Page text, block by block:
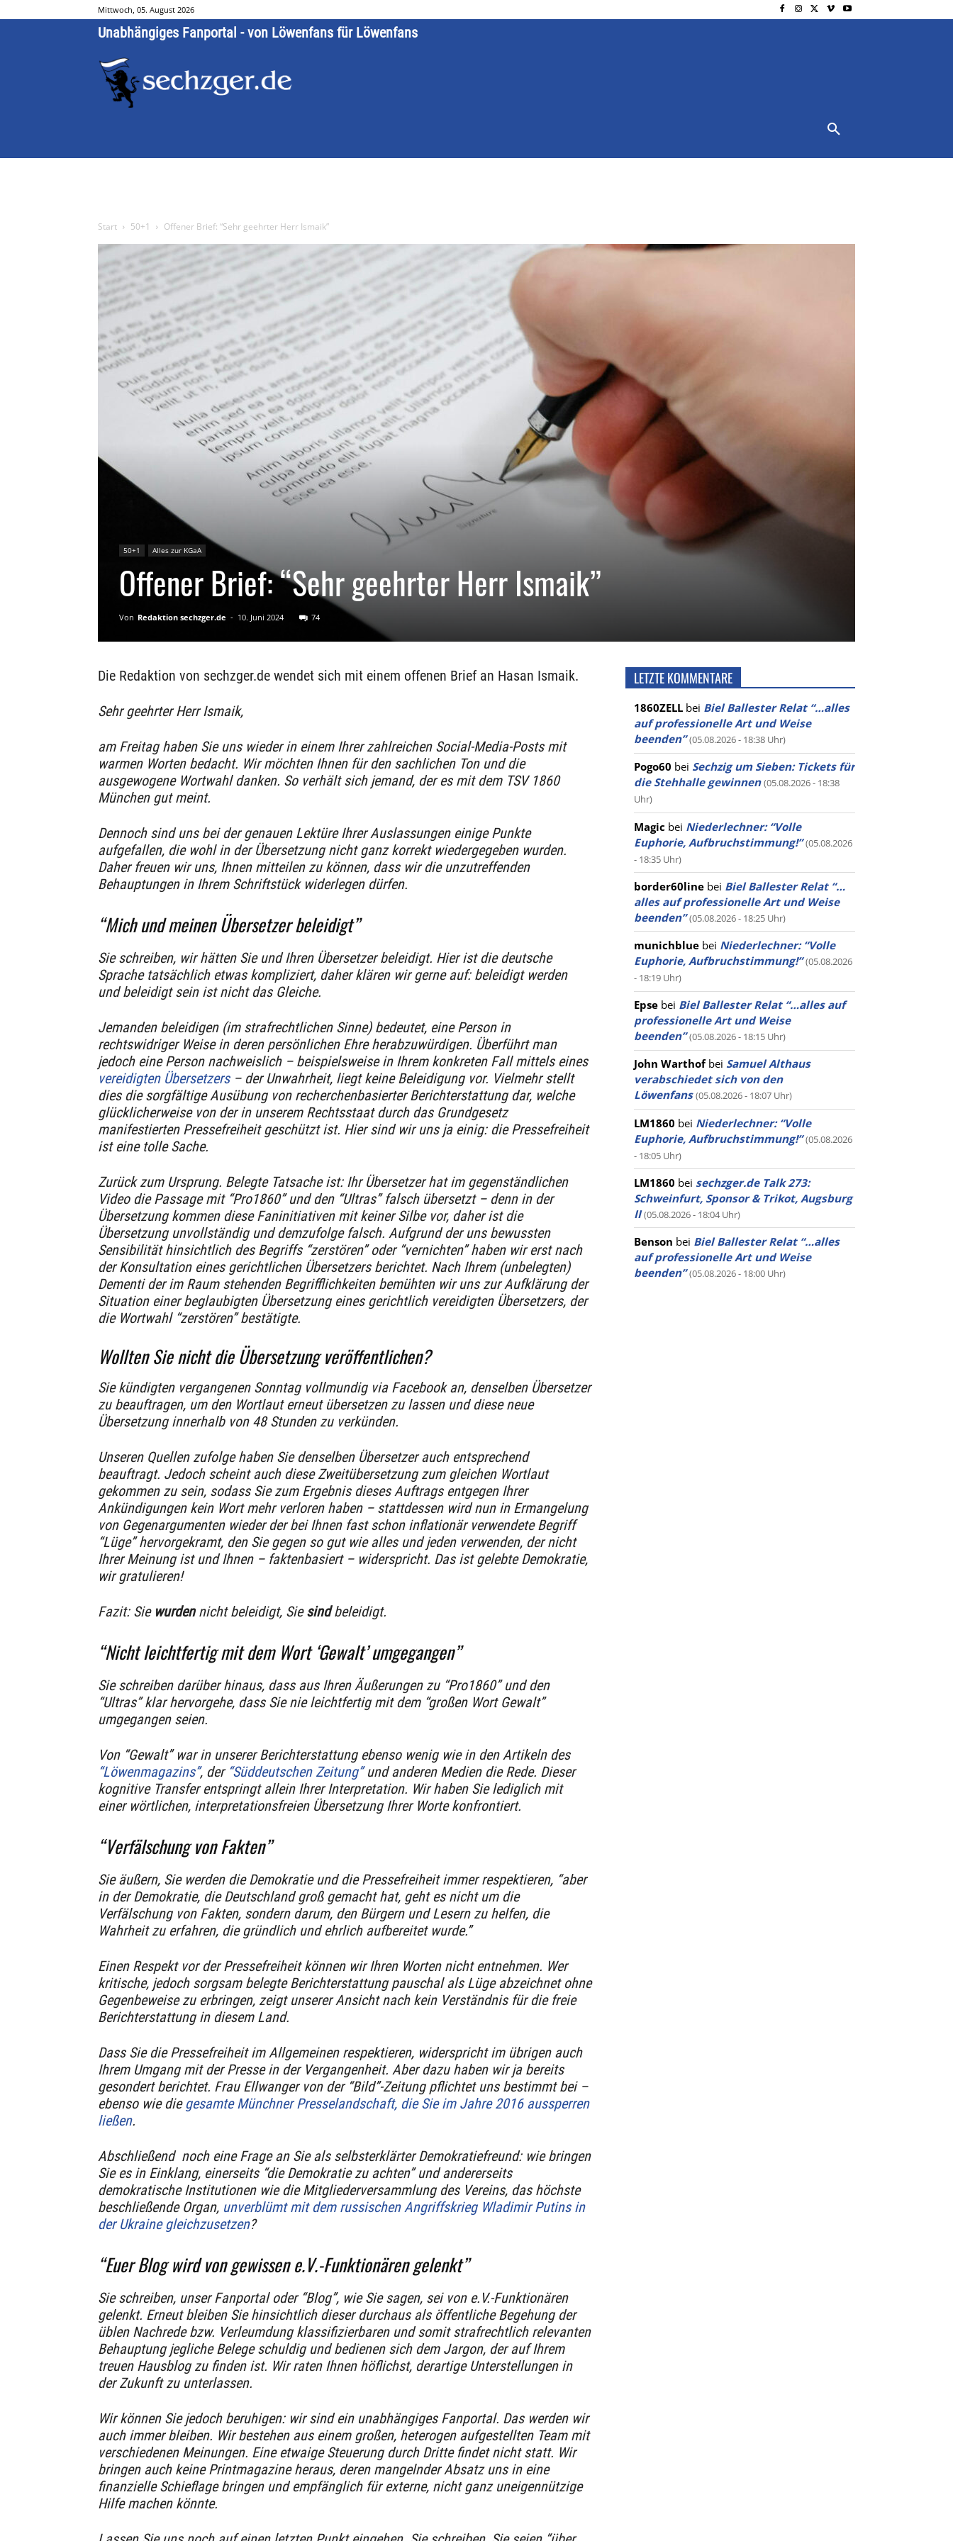
Mittwoch, 05. August 2026
Unabhängiges Fanportal - von Löwenfans für Löwenfans
Start 50+1 Offener Brief: “Sehr geehrter Herr Ismaik”
50+1 Alles zur KGaA
Offener Brief: “Sehr geehrter Herr Ismaik”
Von Redaktion sechzger.de - 10. Juni 2024 74
Die Redaktion von sechzger.de wendet sich mit einem offenen Brief an Hasan Ismaik.
Sehr geehrter Herr Ismaik,
am Freitag haben Sie uns wieder in einem Ihrer zahlreichen Social-Media-Posts mit
warmen Worten bedacht. Wir möchten Ihnen für den sachlichen Ton und die
ausgewogene Wortwahl danken. So verhält sich jemand, der es mit dem TSV 1860
München gut meint.
Dennoch sind uns bei der genauen Lektüre Ihrer Auslassungen einige Punkte
aufgefallen, die wohl in der Übersetzung nicht ganz korrekt wiedergegeben wurden.
Daher freuen wir uns, Ihnen mitteilen zu können, dass wir die unzutreffenden
Behauptungen in Ihrem Schriftstück widerlegen dürfen.
“Mich und meinen Übersetzer beleidigt”
Sie schreiben, wir hätten Sie und Ihren Übersetzer beleidigt. Hier ist die deutsche
Sprache tatsächlich etwas kompliziert, daher klären wir gerne auf: beleidigt werden
und beleidigt sein ist nicht das Gleiche.
Jemanden beleidigen (im strafrechtlichen Sinne) bedeutet, eine Person in
rechtswidriger Weise in deren persönlichen Ehre herabzuwürdigen. Überführt man
jedoch eine Person nachweislich – beispielsweise in Ihrem konkreten Fall mittels eines
vereidigten Übersetzers– der Unwahrheit, liegt keine Beleidigung vor. Vielmehr stellt
dies die sorgfältige Ausübung von recherchenbasierter Berichterstattung dar, welche
glücklicherweise von der in unserem Rechtsstaat durch das Grundgesetz
manifestierten Pressefreiheit geschützt ist. Hier sind wir uns ja einig: die Pressefreiheit
ist eine tolle Sache.
Zurück zum Ursprung. Belegte Tatsache ist: Ihr Übersetzer hat im gegenständlichen
Video die Passage mit “Pro1860” und den “Ultras” falsch übersetzt – denn in der
Übersetzung kommen diese Faninitiativen mit keiner Silbe vor, daher ist die
Übersetzung unvollständig und demzufolge falsch. Aufgrund der uns bewussten
Sensibilität hinsichtlich des Begriffs “zerstören” oder “vernichten” haben wir erst nach
der Konsultation eines gerichtlichen Übersetzers berichtet. Nach Ihrem (unbelegten)
Dementi der im Raum stehenden Begrifflichkeiten bemühten wir uns zur Aufklärung der
Situation einer beglaubigten Übersetzung eines gerichtlich vereidigten Übersetzers, der
die Wortwahl “zerstören” bestätigte.
Wollten Sie nicht die Übersetzung veröffentlichen?
Sie kündigten vergangenen Sonntag vollmundig via Facebook an, denselben Übersetzer
zu beauftragen, um den Wortlaut erneut übersetzen zu lassen und diese neue
Übersetzung innerhalb von 48 Stunden zu verkünden.
Unseren Quellen zufolge haben Sie denselben Übersetzer auch entsprechend
beauftragt. Jedoch scheint auch diese Zweitübersetzung zum gleichen Wortlaut
gekommen zu sein, sodass Sie zum Ergebnis dieses Auftrags entgegen Ihrer
Ankündigungen kein Wort mehr verloren haben – stattdessen wird nun in Ermangelung
von Gegenargumenten wieder der bei Ihnen fast schon inflationär verwendete Begriff
“Lüge” hervorgekramt, den Sie gegen so gut wie alles und jeden verwenden, der nicht
Ihrer Meinung ist und Ihnen – faktenbasiert – widerspricht. Das ist gelebte Demokratie,
wir gratulieren!
Fazit: Sie wurdennicht beleidigt, Siesindbeleidigt.
“Nicht leichtfertig mit dem Wort ‘Gewalt’ umgegangen”
Sie schreiben darüber hinaus, dass aus Ihren Äußerungen zu “Pro1860” und den
“Ultras” klar hervorgehe, dass Sie nie leichtfertig mit dem “großen Wort Gewalt”
umgegangen seien.
Von “Gewalt” war in unserer Berichterstattung ebenso wenig wie in den Artikeln des
“Löwenmagazins”, der “Süddeutschen Zeitung”und anderen Medien die Rede. Dieser
kognitive Transfer entspringt allein Ihrer Interpretation. Wir haben Sie lediglich mit
einer wörtlichen, interpretationsfreien Übersetzung Ihrer Worte konfrontiert.
“Verfälschung von Fakten”
Sie äußern, Sie werden die Demokratie und die Pressefreiheit immer respektieren, “aber
in der Demokratie, die Deutschland groß gemacht hat, geht es nicht um die
Verfälschung von Fakten, sondern darum, den Bürgern und Lesern zu helfen, die
Wahrheit zu erfahren, die gründlich und ehrlich aufbereitet wurde.”
Einen Respekt vor der Pressefreiheit können wir Ihren Worten nicht entnehmen. Wer
kritische, jedoch sorgsam belegte Berichterstattung pauschal als Lüge abzeichnet ohne
Gegenbeweise zu erbringen, zeigt unserer Ansicht nach kein Verständnis für die freie
Berichterstattung in diesem Land.
Dass Sie die Pressefreiheit im Allgemeinen respektieren, widerspricht im übrigen auch
Ihrem Umgang mit der Presse in der Vergangenheit. Aber dazu haben wir ja bereits
gesondert berichtet. Frau Ellwanger von der “Bild”-Zeitung pflichtet uns bestimmt bei –
ebenso wie diegesamte Münchner Presselandschaft, die Sie im Jahre 2016 aussperren
ließen.
Abschließend noch eine Frage an Sie als selbsterklärter Demokratiefreund: wie bringen
Sie es in Einklang, einerseits “die Demokratie zu achten” und andererseits
demokratische Institutionen wie die Mitgliederversammlung des Vereins, das höchste
beschließende Organ, unverblümt mit dem russischen Angriffskrieg Wladimir Putins in
der Ukraine gleichzusetzen?
“Euer Blog wird von gewissen e.V.-Funktionären gelenkt”
Sie schreiben, unser Fanportal oder “Blog”, wie Sie sagen, sei von e.V.-Funktionären
gelenkt. Erneut bleiben Sie hinsichtlich dieser durchaus als öffentliche Begehung der
üblen Nachrede bzw. Verleumdung klassifizierbaren und somit strafrechtlich relevanten
Behauptung jegliche Belege schuldig und bedienen sich dem Jargon, der auf Ihrem
treuen Hausblog zu finden ist. Wir raten Ihnen höflichst, derartige Unterstellungen in
der Zukunft zu unterlassen.
Wir können Sie jedoch beruhigen: wir sind ein unabhängiges Fanportal. Das werden wir
auch immer bleiben. Wir bestehen aus einem großen, heterogen aufgestellten Team mit
verschiedenen Meinungen. Eine etwaige Steuerung durch Dritte findet nicht statt. Wir
bringen auch keine Printmagazine heraus, deren mangelnder Absatz uns in eine
finanzielle Schieflage bringen und empfänglich für externe, nicht ganz uneigennützige
Hilfe machen könnte.
LETZTE KOMMENTARE
1860ZELL bei Biel Ballester Relat “…alles
auf professionelle Art und Weise
beenden” (05.08.2026 - 18:38 Uhr)
Pogo60 bei Sechzig um Sieben: Tickets für
die Stehhalle gewinnen (05.08.2026 - 18:38
Uhr)
Magic bei Niederlechner: “Volle
Euphorie, Aufbruchstimmung!” (05.08.2026
- 18:35 Uhr)
border60line bei Biel Ballester Relat “…
alles auf professionelle Art und Weise
beenden” (05.08.2026 - 18:25 Uhr)
munichblue bei Niederlechner: “Volle
Euphorie, Aufbruchstimmung!” (05.08.2026
- 18:19 Uhr)
Epse bei Biel Ballester Relat “…alles auf
professionelle Art und Weise
beenden” (05.08.2026 - 18:15 Uhr)
John Warthofbei Samuel Althaus
verabschiedet sich von den
Löwenfans (05.08.2026 - 18:07 Uhr)
LM1860 bei Niederlechner: “Volle
Euphorie, Aufbruchstimmung!” (05.08.2026
- 18:05 Uhr)
LM1860 bei sechzger.de Talk 273:
Schweinfurt, Sponsor & Trikot, Augsburg
II (05.08.2026 - 18:04 Uhr)
Benson bei Biel Ballester Relat “…alles
auf professionelle Art und Weise
beenden” (05.08.2026 - 18:00 Uhr)